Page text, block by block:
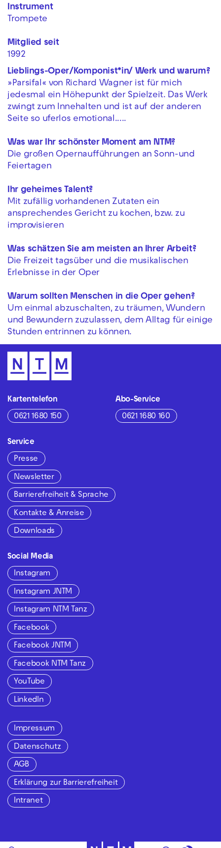
Instrument
Trompete
Mitglied seit
1992
Lieblings-Oper/Komponist*in/ Werk und warum?
»Parsifal« von Richard Wagner ist für mich
jedesmal ein Höhepunkt der Spielzeit. Das Werk
zwingt zum Innehalten und ist auf der anderen
Seite so uferlos emotional.....
Was war Ihr schönster Moment am NTM?
Die großen Opernaufführungen an Sonn-und
Feiertagen
Ihr geheimes Talent?
Mit zufällig vorhandenen Zutaten ein
ansprechendes Gericht zu kochen, bzw. zu
improvisieren
Was schätzen Sie am meisten an Ihrer Arbeit?
Die Freizeit tagsüber und die musikalischen
Erlebnisse in der Oper
Warum sollten Menschen in die Oper gehen?
Um einmal abzuschalten, zu träumen, Wundern
und Bewundern zuzulassen, dem Alltag für einige
Stunden entrinnen zu können.
Kartentelefon
0621 1680 150
Abo-Service
0621 1680 160
Service
Presse
Newsletter
Barrierefreiheit & Sprache
Kontakte & Anreise
Downloads
Social Media
Instagram
Instagram JNTM
Instagram NTM Tanz
Facebook
Facebook JNTM
Facebook NTM Tanz
YouTube
LinkedIn
Impressum
Datenschutz
AGB
Erklärung zur Barrierefreiheit
Intranet